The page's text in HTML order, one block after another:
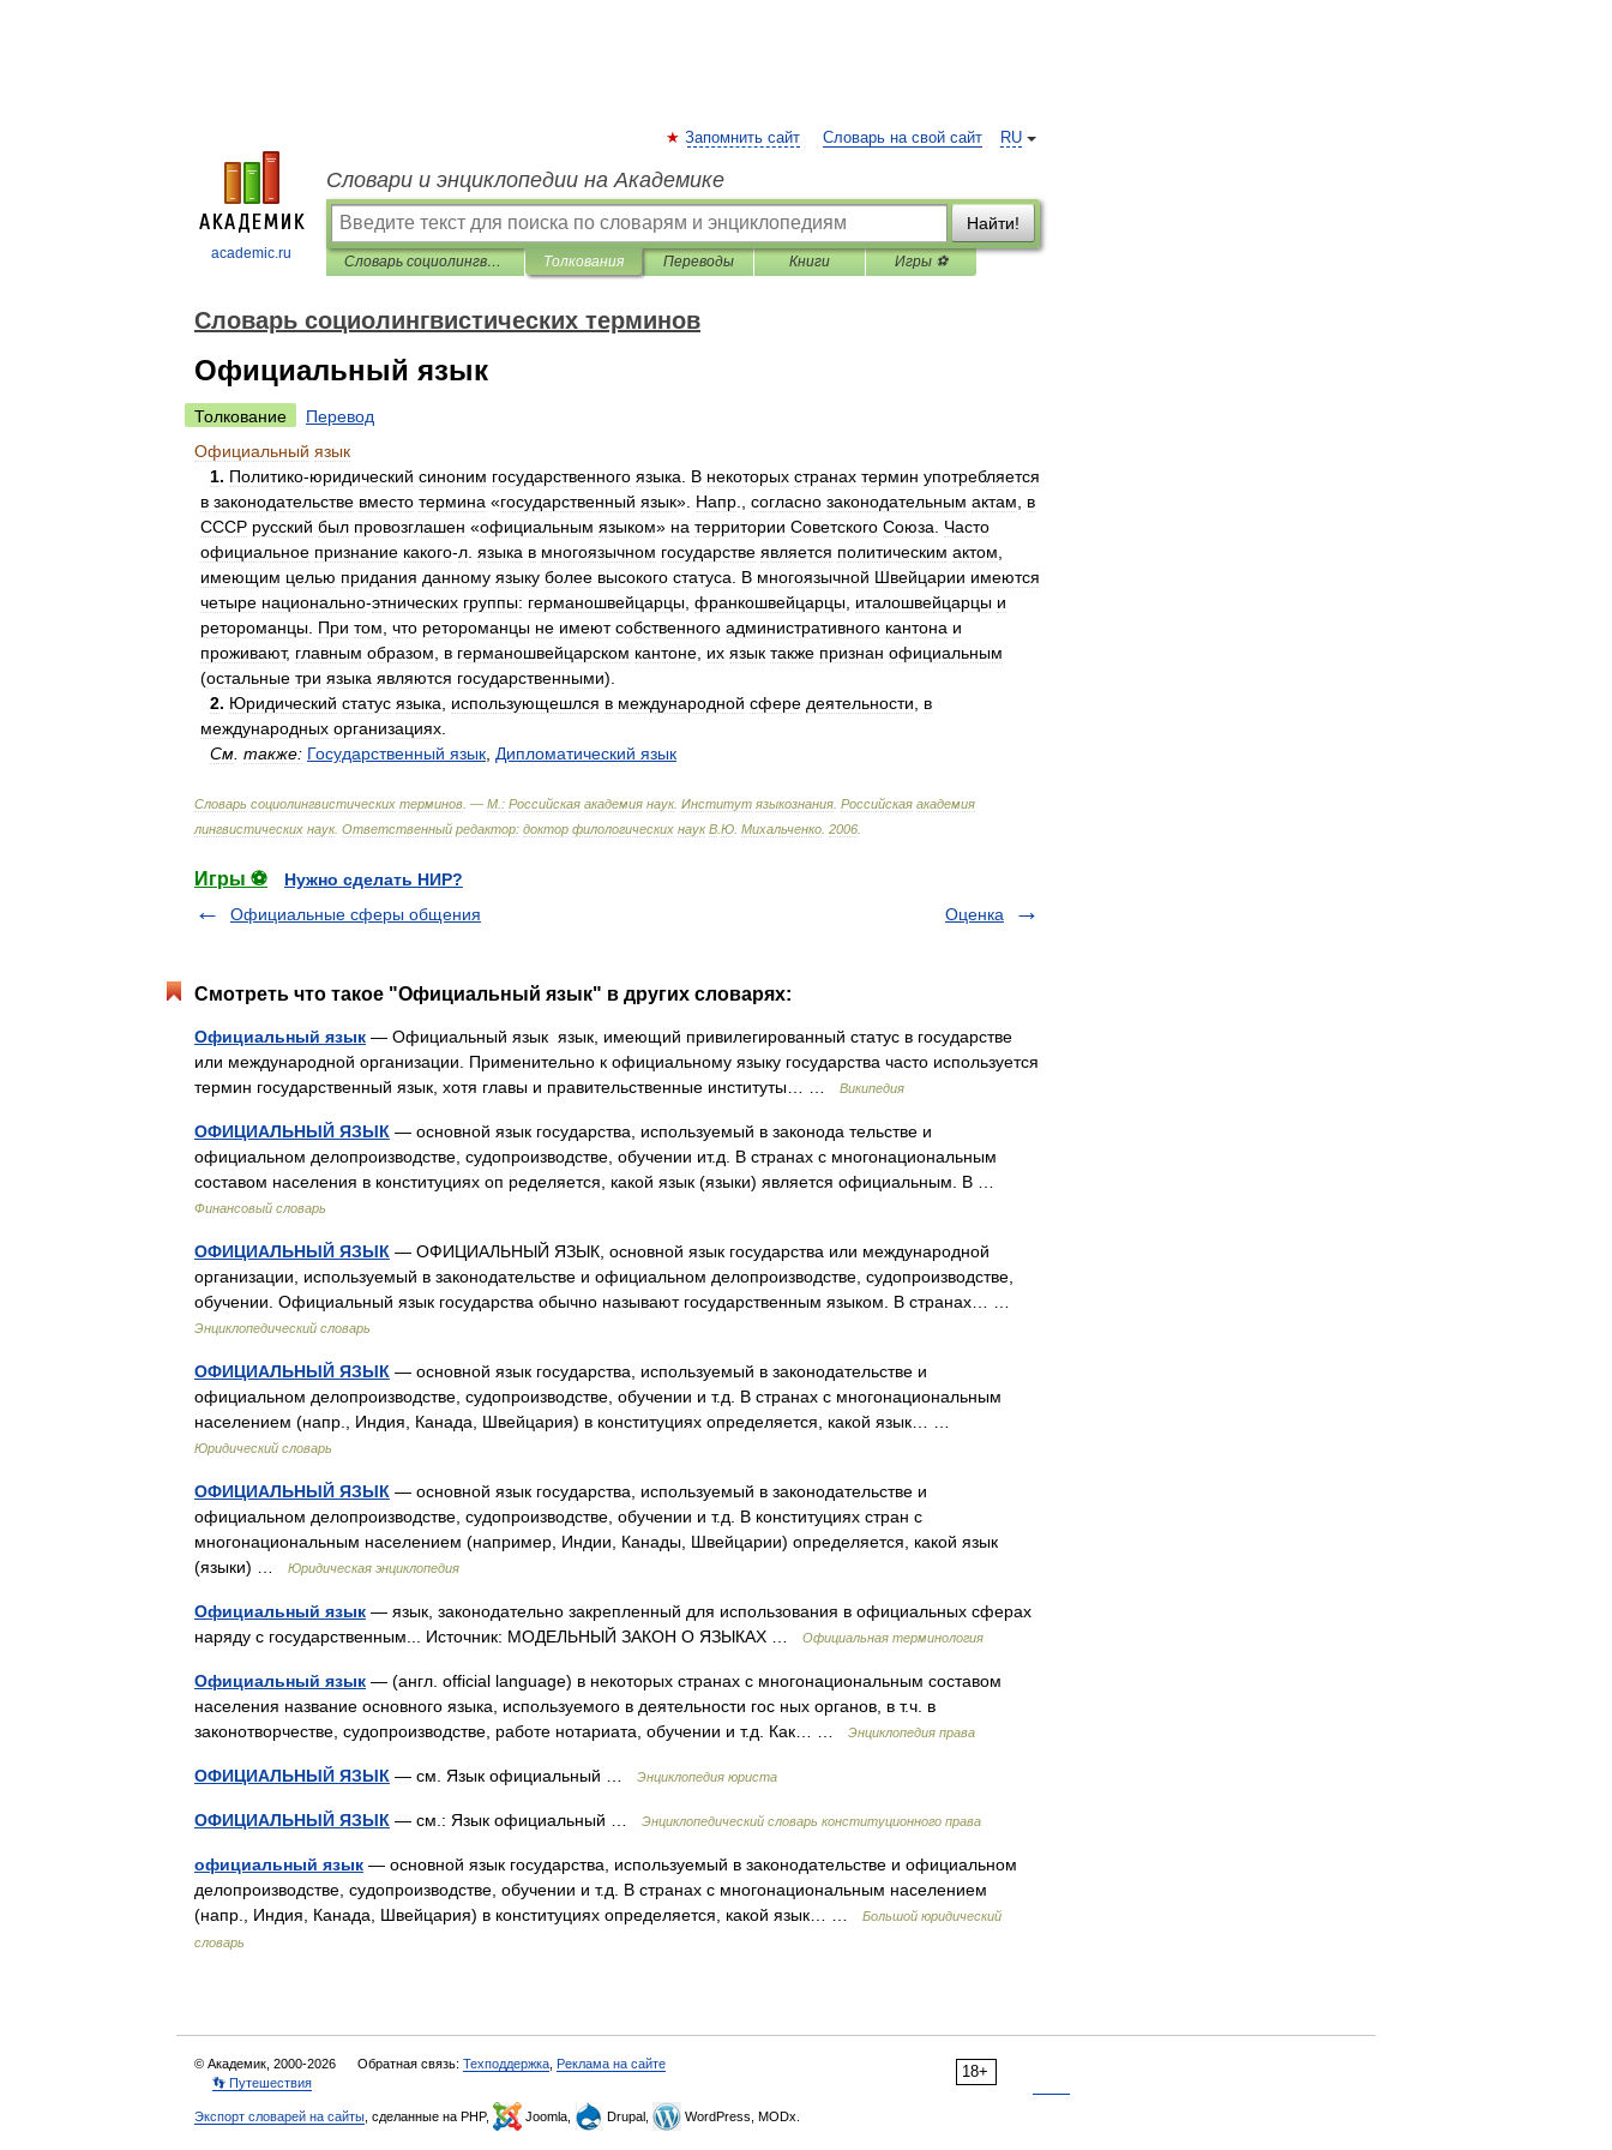
academic.ru
RU
Запомнить сайт Словарь на свой сайт
Словари и энциклопедии на Академике
Найти!
Словарь социолингвистических терминов Толкования Переводы Книги Игры ⚽
Словарь социолингвистических терминов
Официальный язык
Толкование
Перевод
Официальный язык
1. Политико-юридический синоним государственного языка В некоторых странах термин употребляется
в законодательстве вместо термина «государственный язык». Напр согласно законодательным актам
в
СССР русский был провозглашен «официальным языком» на территории Советского Союза
Часто
официальное признание какого-л языка в многоязычном государстве является политическим актом
имеющим целью придания данному языку более высокого статуса В многоязычной Швейцарии имеются
четыре национально-этнических группы: германошвейцарцы франкошвейцарцы италошвейцарцы и
ретороманцы При том что ретороманцы не имеют собственного административного кантона и
проживают, главным образом в германошвейцарском кантоне их язык также признан официальным
(остальные три языка являются государственными).
2. Юридический статус языка использующешлся в международной сфере деятельности
в
международных организациях
См также: Государственный язык Дипломатический язык
Словарь социолингвистических терминов . — М : Российская академия наук. Институт языкознания Российская академия
лингвистических наук. Ответственный редактор: доктор филологических наук В Ю Михальченко 2006
Игры ⚽
Нужно сделать НИР?
Официальные сферы общения
Оценка
Смотреть что такое "Официальный язык" в других словарях:
Официальный язык — Официальный язык язык, имеющий привилегированный статус в государстве
или международной организации. Применительно к официальному языку государства часто используется
термин государственный язык, хотя главы и правительственные институты… …
Википедия
ОФИЦИАЛЬНЫЙ ЯЗЫК — основной язык государства, используемый в законода тельстве и
официальном делопроизводстве, судопроизводстве, обучении ит.д. В странах с многонациональным
составом населения в конституциях оп ределяется, какой язык (языки) является официальным. В …
Финансовый словарь
ОФИЦИАЛЬНЫЙ ЯЗЫК — ОФИЦИАЛЬНЫЙ ЯЗЫК, основной язык государства или международной
организации, используемый в законодательстве и официальном делопроизводстве, судопроизводстве,
обучении. Официальный язык государства обычно называют государственным языком. В странах… …
Энциклопедический словарь
ОФИЦИАЛЬНЫЙ ЯЗЫК — основной язык государства, используемый в законодательстве и
официальном делопроизводстве, судопроизводстве, обучении и т.д. В странах с многонациональным
населением (напр., Индия, Канада, Швейцария) в конституциях определяется, какой язык… …
Юридический словарь
ОФИЦИАЛЬНЫЙ ЯЗЫК — основной язык государства, используемый в законодательстве и
официальном делопроизводстве, судопроизводстве, обучении и т.д. В конституциях стран с
многонациональным населением (например, Индии, Канады, Швейцарии) определяется, какой язык
(языки) …
Юридическая энциклопедия
Официальный язык — язык, законодательно закрепленный для использования в официальных сферах
наряду с государственным... Источник: МОДЕЛЬНЫЙ ЗАКОН О ЯЗЫКАХ …
Официальная терминология
Официальный язык — (англ. official language) в некоторых странах с многонациональным составом
населения название основного языка, используемого в деятельности гос ных органов, в т.ч. в
законотворчестве, судопроизводстве, работе нотариата, обучении и т.д. Как… …
Энциклопедия права
ОФИЦИАЛЬНЫЙ ЯЗЫК — см. Язык официальный … Энциклопедия юриста
ОФИЦИАЛЬНЫЙ ЯЗЫК — см.: Язык официальный … Энциклопедический словарь конституционного права
официальный язык — основной язык государства, используемый в законодательстве и официальном
делопроизводстве, судопроизводстве, обучении и т.д. В странах с многонациональным населением
(напр., Индия, Канада, Швейцария) в конституциях определяется, какой язык… …
Большой юридический
словарь
18+
© Академик, 2000-2026 Обратная связь: Техподдержка Реклама на сайте
👣 Путешествия
Экспорт словарей на сайты , сделанные на PHP, Joomla, Drupal, WordPress, MODx.